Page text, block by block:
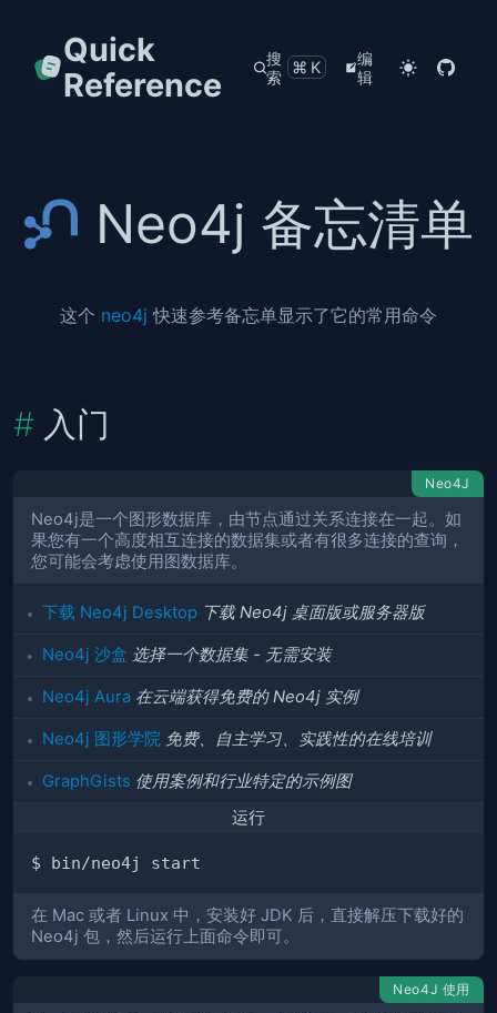
Quick
Reference
搜
索
⌘K
编
辑
Neo4j 备忘清单
这个 neo4j 快速参考备忘单显示了它的常用命令
入门
Neo4J
Neo4j是一个图形数据库，由节点通过关系连接在一起。如
果您有一个高度相互连接的数据集或者有很多连接的查询，
您可能会考虑使用图数据库。
下载 Neo4j Desktop 下载 Neo4j 桌面版或服务器版
Neo4j 沙盒 选择一个数据集 - 无需安装
Neo4j Aura 在云端获得免费的 Neo4j 实例
Neo4j 图形学院 免费、自主学习、实践性的在线培训
GraphGists 使用案例和行业特定的示例图
运行
在 Mac 或者 Linux 中，安装好 JDK 后，直接解压下载好的
Neo4j 包，然后运行上面命令即可。
Neo4J 使用